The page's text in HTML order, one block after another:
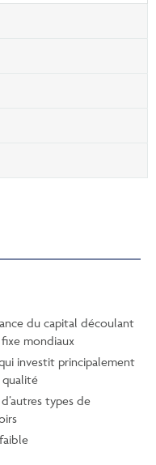
du capital découlant
mondiaux
investit principalement
types de